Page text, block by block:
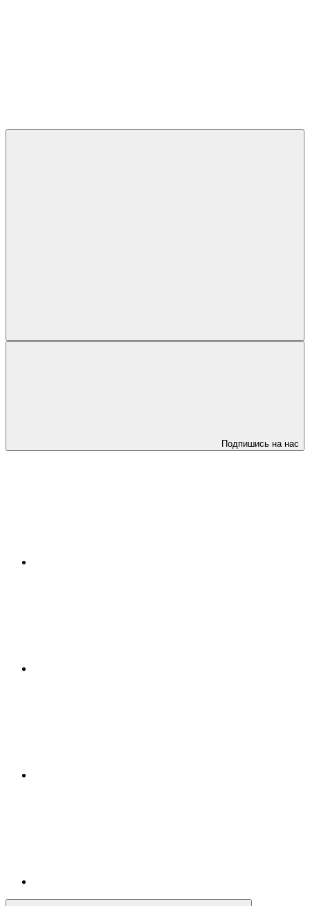
Подпишись на нас